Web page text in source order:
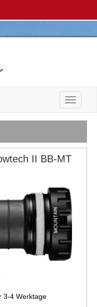
Toggle
II BB-MT
3-4 Werktage